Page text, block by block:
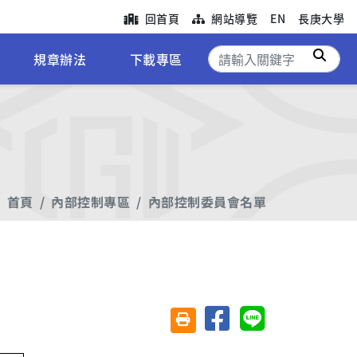
回首頁 網站導覽 EN 長庚大學
規章辦法 下載專區 搜尋
首頁 內部控制專區 內部控制委員會名單
友善列印(另開視窗)
分享至臉書分享至 Line